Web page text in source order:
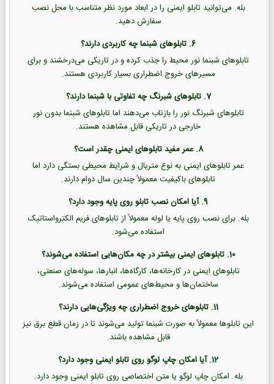
بله. می‌توانید تابلو ایمنی را در ابعاد مورد نظر متناسب با محل نصب
سفارش دهید.
6. تابلوهای شبنما چه کاربردی دارند؟
تابلوهای شبنما نور محیط را جذب کرده و در تاریکی می‌درخشند و برای
مسیرهای خروج اضطراری بسیار کاربردی هستند.
7. تابلوهای شبرنگ چه تفاوتی با شبنما دارند؟
تابلوهای شبرنگ نور را بازتاب می‌دهند اما تابلوهای شبنما بدون نور
خارجی در تاریکی قابل مشاهده هستند.
8. عمر مفید تابلوهای ایمنی چقدر است؟
عمر تابلوهای ایمنی به نوع متریال و شرایط محیطی بستگی دارد اما
تابلوهای باکیفیت معمولاً چندین سال دوام دارند.
9. آیا امکان نصب تابلو روی پایه وجود دارد؟
بله. برای نصب روی پایه یا لوله معمولاً از تابلوهای فریم الکترواستاتیک
استفاده می‌شود.
10. تابلوهای ایمنی بیشتر در چه مکان‌هایی استفاده می‌شوند؟
تابلوهای ایمنی در کارخانه‌ها، کارگاه‌ها، انبارها، سوله‌های صنعتی،
ساختمان‌ها و محیط‌های عمومی استفاده می‌شوند.
11. تابلوهای خروج اضطراری چه ویژگی‌هایی دارند؟
این تابلوها معمولاً به صورت شبنما تولید می‌شوند تا در زمان قطع برق نیز
قابل مشاهده باشند.
12. آیا امکان چاپ لوگو روی تابلو ایمنی وجود دارد؟
بله. امکان چاپ لوگو یا متن اختصاصی روی تابلو ایمنی وجود دارد.